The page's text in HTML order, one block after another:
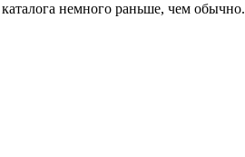
немного раньше, чем обычно.